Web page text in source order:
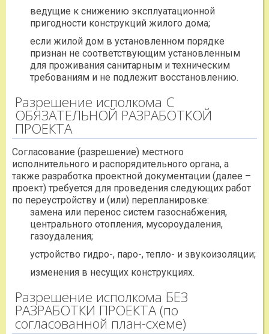
ведущие к снижению эксплуатационной
пригодности конструкций жилого дома;
если жилой дом в установленном порядке
признан не соответствующим установленным
для проживания санитарным и техническим
требованиям и не подлежит восстановлению.
Разрешение исполкома С
ОБЯЗАТЕЛЬНОЙ РАЗРАБОТКОЙ
ПРОЕКТА
Согласование (разрешение) местного
исполнительного и распорядительного органа, а
также разработка проектной документации (далее –
проект) требуется для проведения следующих работ
по переустройству и (или) перепланировке:
замена или перенос систем газоснабжения,
центрального отопления, мусороудаления,
газоудаления;
устройство гидро-, паро-, тепло- и звукоизоляции;
изменения в несущих конструкциях.
Разрешение исполкома БЕЗ
РАЗРАБОТКИ ПРОЕКТА (по
согласованной план-схеме)